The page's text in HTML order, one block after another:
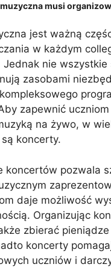
muzyczna musi
jest ważną
w każdym
nie wszystkie
zasobami
zapewnić
na żywo, w
koncerty.
koncertów pozwala
daje możliwość
Organizując
zbierać
koncerty
uczniów i